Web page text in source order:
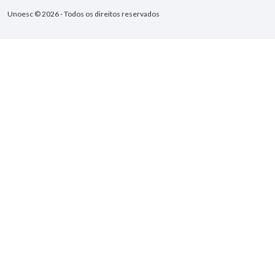
Unoesc © 2026 - Todos os direitos reservados